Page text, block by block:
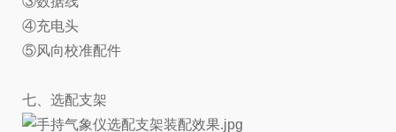
④充电头
⑤风向校准配件
七、选配支架